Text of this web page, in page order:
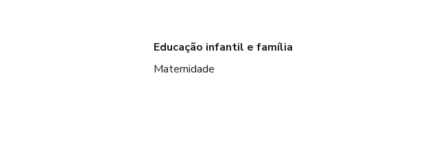
Educação infantil e família
Maternidade